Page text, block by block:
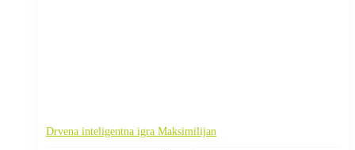
Drvena inteligentna igra Maksimilijan